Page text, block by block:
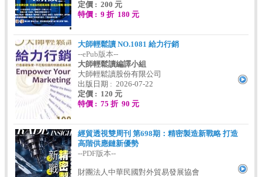
定價 : 200 元
特價 : 9 折 180 元
大師輕鬆讀 NO.1081 給力行銷
--ePub版本--
大師輕鬆讀編譯小組
大師輕鬆讀股份有限公司
出版日期 : 2026-07-22
定價 : 120 元
特價 : 75 折 90 元
經貿透視雙周刊 第698期：精密製造新戰略 打造
高階供應鏈新優勢
--PDF版本--
財團法人中華民國對外貿易發展協會